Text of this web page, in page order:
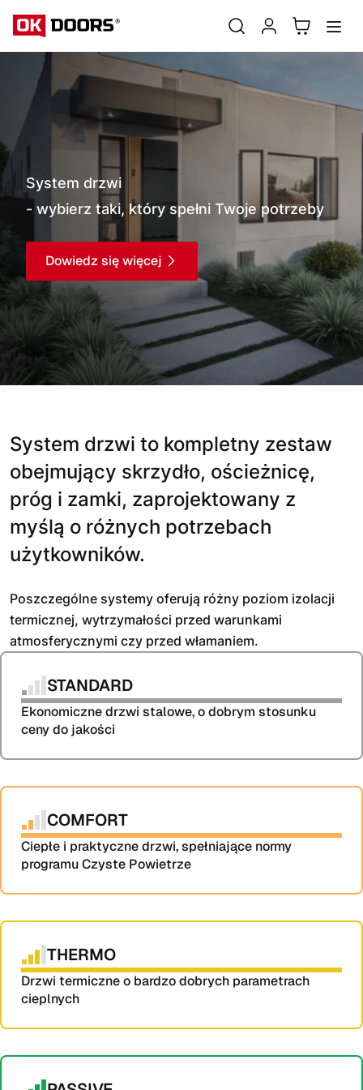
System drzwi
- wybierz taki, który spełni Twoje potrzeby
Dowiedz się więcej
System drzwi to kompletny zestaw
obejmujący skrzydło, ościeżnicę,
próg i zamki, zaprojektowany z
myślą o różnych potrzebach
użytkowników.
Poszczególne systemy oferują różny poziom izolacji
termicznej, wytrzymałości przed warunkami
atmosferycznymi czy przed włamaniem.
STANDARD
Ekonomiczne drzwi stalowe, o dobrym stosunku
ceny do jakości
COMFORT
Ciepłe i praktyczne drzwi, spełniające normy
programu Czyste Powietrze
THERMO
Drzwi termiczne o bardzo dobrych parametrach
cieplnych